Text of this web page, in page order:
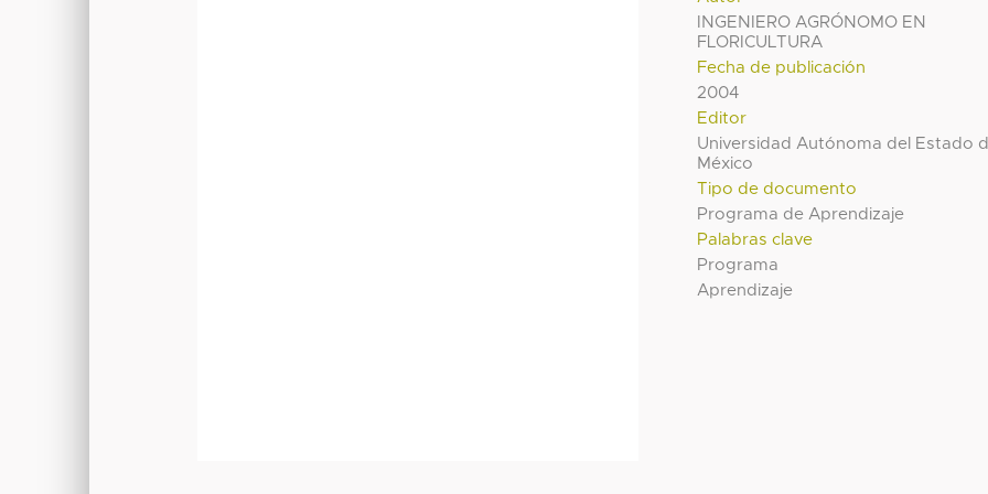
INGENIERO AGRÓNOMO EN
FLORICULTURA
Fecha de publicación
2004
Editor
Universidad Autónoma del Estado
México
Tipo de documento
Programa de Aprendizaje
Palabras clave
Programa
Aprendizaje